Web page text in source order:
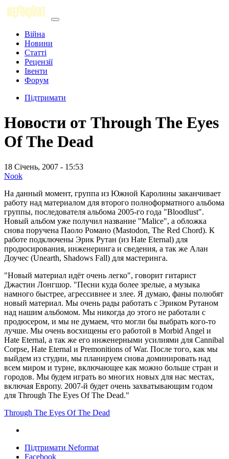
Війна
Новини
Статті
Рецензії
Івенти
Форум
Підтримати
Новости от Through The Eyes
Of The Dead
18 Січень, 2007 - 15:53
Nook
На данный момент, группа из Южной Каролины заканчивает
работу над материалом для второго полноформатного альбома
группы, последователя альбома 2005-го года "Bloodlust".
Новый альбом уже получил название "Malice", а обложка
снова поручена Паоло Романо (Mastodon, The Red Chord). К
работе подключены Эрик Рутан (из Hate Eternal) для
продюсирования, инженеринга и сведения, а так же Алан
Доучес (Unearth, Shadows Fall) для мастеринга.
"Новый материал идёт очень легко", говорит гитарист
Джастин Лонгшор. "Песни куда более зрелые, а музыка
намного быстрее, агрессивнее и злее. Я думаю, фаны полюбят
новый материал. Мы очень рады работать с Эриком Рутаном
над нашим альбомом. Мы никогда до этого не работали с
продюсером, и мы не думаем, что могли бы выбрать кого-то
лучше. Мы очень восхищены его работой в Morbid Angel и
Hate Eternal, а так же его инженерными усилиями для Cannibal
Corpse, Hate Eternal и Premonitions of War. После того, как мы
выйдем из студии, мы планируем снова доминировать над
всем миром и турне, включающее как можно больше стран и
городов. Мы будем играть во многих новых для нас местах,
включая Европу. 2007-й будет очень захватывающим годом
для Through The Eyes Of The Dead."
Through The Eyes Of The Dead
Підтримати Neformat
Facebook